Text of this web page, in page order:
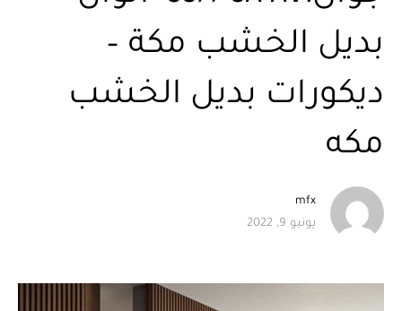
بديل الخشب مكة –
ديكورات بديل الخشب
مكه
mfx
يونيو 9, 2022